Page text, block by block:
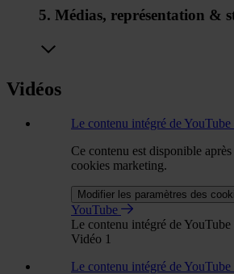
5. Médias, représentation &
Vidéos
Le contenu intégré de YouTube
Ce contenu est disponible
cookies marketing.
Modifier les paramètres des
YouTube
Le contenu intégré de YouTube
Vidéo 1
Le contenu intégré de YouTube